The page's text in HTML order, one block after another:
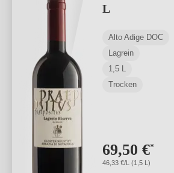
L
Alto Adige DOC
Lagrein
1,5 L
Trocken
69,50 €*
46,33 €/L (1,5 L)